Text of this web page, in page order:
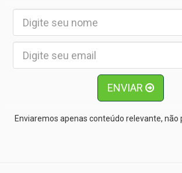
ENVIAR
Enviaremos apenas conteúdo relevante, não